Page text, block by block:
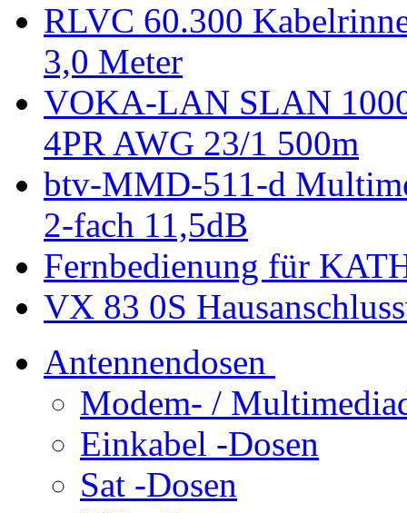
RLVC 60.300
3,0 Meter
VOKA-LAN SLAN
4PR AWG 23/1 500m
btv-MMD-511-d
2-fach 11,5dB
Fernbedienung für
VX 83 0S
Antennendosen
Modem- /
Einkabel -Dosen
Sat -Dosen